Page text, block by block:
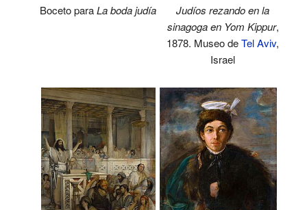
Boceto paraLa boda judía
Judíos rezando en la
sinagoga en Yom Kippur,
1878. Museo deTel Aviv,
Israel